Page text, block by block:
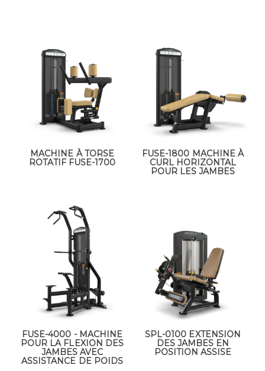
MACHINE À TORSE
ROTATIF FUSE-1700
FUSE-1800 MACHINE À
CURL HORIZONTAL
POUR LES JAMBES
FUSE-4000 - MACHINE
POUR LA FLEXION DES
JAMBES AVEC
ASSISTANCE DE POIDS
SPL-0100 EXTENSION
DES JAMBES EN
POSITION ASSISE